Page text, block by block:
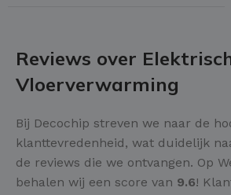
Reviews over
Vloerverwarming
Bij Decochip streven we naar de
klanttevredenheid, wat duidelijk
de reviews die we ontvangen. Op
behalen wij een score van 9.6!